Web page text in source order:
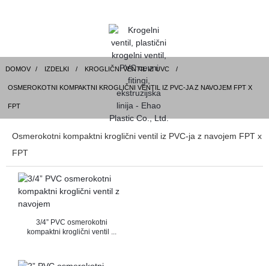
DOMOV IZDELKI KROGLIČNI VENTIL IZ UVC
OSMEROKOTNI KOMPAKTNI KROGLIČNI VENTIL IZ PVC-JA Z NAVOJEM FPT X
FPT
Osmerokotni kompaktni kroglični ventil iz PVC-ja z navojem FPT x
FPT
3/4” PVC osmerokotni
kompaktni kroglični ventil ...